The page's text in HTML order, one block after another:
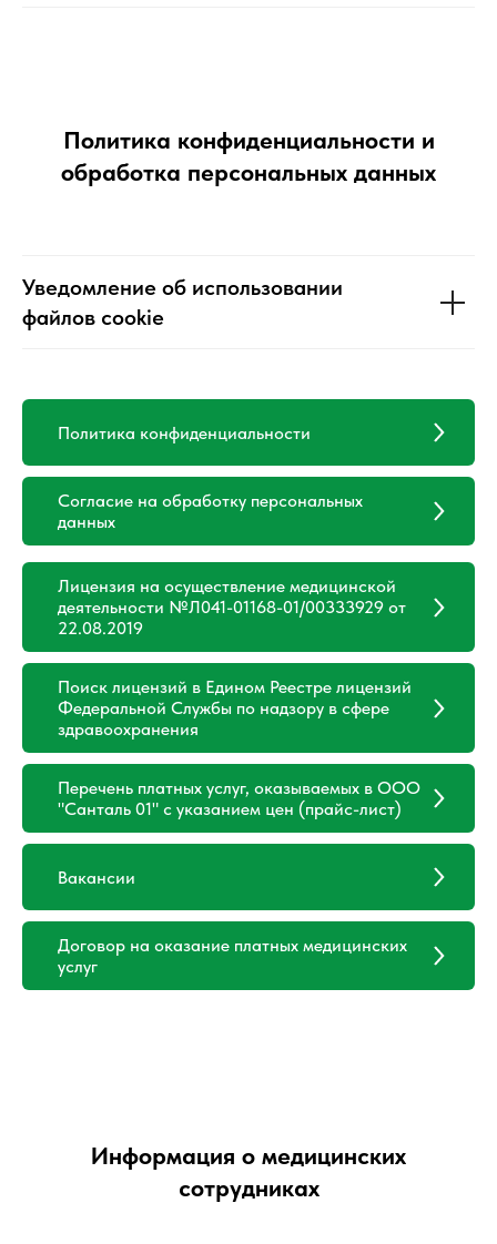
Политика конфиденциальности и
обработка персональных данных
Уведомление об использовании
файлов cookie
Политика конфиденциальности
Согласие на обработку персональных
данных
Лицензия на осуществление медицинской
деятельности №Л041-01168-01/00333929 от
22.08.2019
Поиск лицензий в Едином Реестре лицензий
Федеральной Службы по надзору в сфере
здравоохранения
Перечень платных услуг, оказываемых в ООО
"Санталь 01" с указанием цен (прайс-лист)
Вакансии
Договор на оказание платных медицинских
услуг
Информация о медицинских
сотрудниках